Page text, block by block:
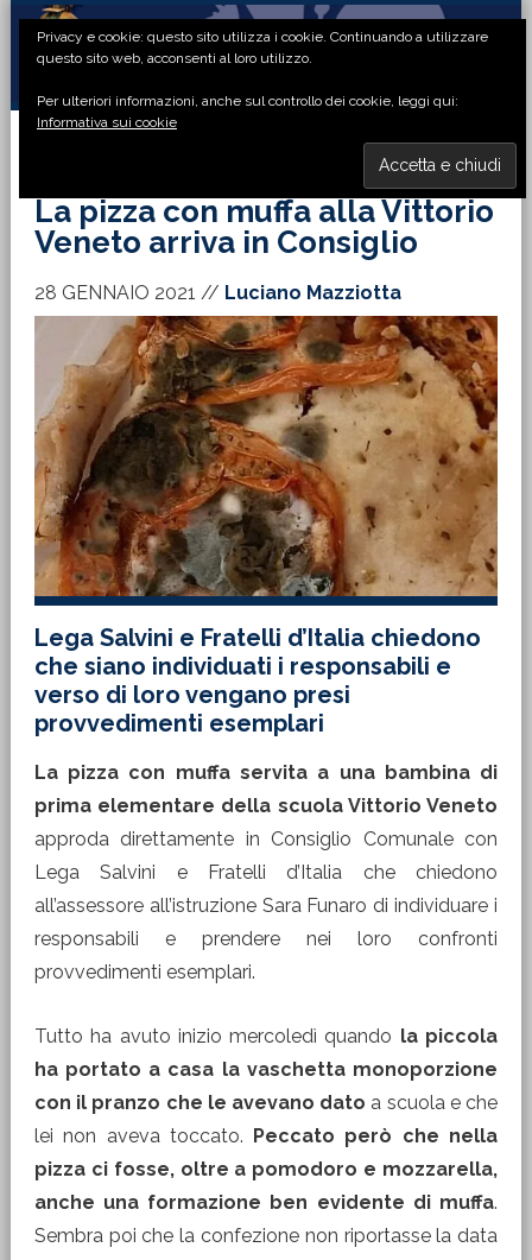
Passa
primaria
Passa
principale
Passa
laterale
Passa
di
La pizza con muffa alla Vittorio
Veneto arriva in Consiglio
28 GENNAIO 2021 // Luciano Mazziotta
Lega Salvini e Fratelli d’Italia chiedono
che siano individuati i responsabili e
verso di loro vengano presi
provvedimenti esemplari
La pizza con muffa servita a una bambina di
prima elementare della scuola Vittorio Veneto
approda direttamente in Consiglio Comunale con
Lega Salvini e Fratelli d’Italia che chiedono
all’assessore all’istruzione Sara Funaro di individuare i
responsabili e prendere nei loro confronti
provvedimenti esemplari.
Tutto ha avuto inizio mercoledì quando la piccola
ha portato a casa la vaschetta monoporzione
con il pranzo che le avevano dato a scuola e che
lei non aveva toccato. Peccato però che nella
pizza ci fosse, oltre a pomodoro e mozzarella,
anche una formazione ben evidente di muffa.
Sembra poi che la confezione non riportasse la data
Privacy e cookie: questo sito utilizza i cookie. Continuando a utilizzare
questo sito web, acconsenti al loro utilizzo.
Per ulteriori informazioni, anche sul controllo dei cookie, leggi qui:
Informativa sui cookie